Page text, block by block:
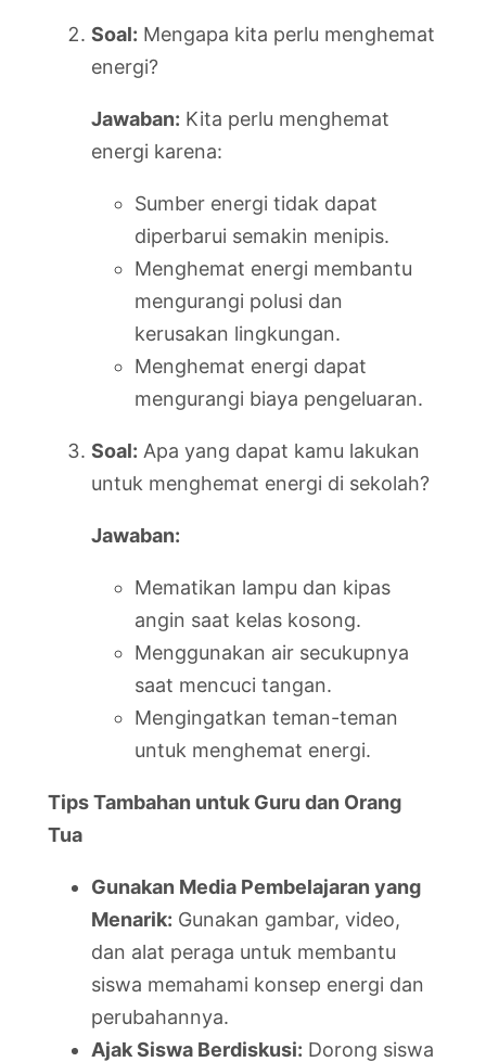
Soal: Mengapa kita perlu menghemat
energi?
Jawaban: Kita perlu menghemat
energi karena:
Sumber energi tidak dapat
diperbarui semakin menipis.
Menghemat energi membantu
mengurangi polusi dan
kerusakan lingkungan.
Menghemat energi dapat
mengurangi biaya pengeluaran.
Soal: Apa yang dapat kamu lakukan
untuk menghemat energi di sekolah?
Jawaban:
Mematikan lampu dan kipas
angin saat kelas kosong.
Menggunakan air secukupnya
saat mencuci tangan.
Mengingatkan teman-teman
untuk menghemat energi.
Tips Tambahan untuk Guru dan Orang
Tua
Gunakan Media Pembelajaran yang
Menarik: Gunakan gambar, video,
dan alat peraga untuk membantu
siswa memahami konsep energi dan
perubahannya.
Ajak Siswa Berdiskusi: Dorong siswa